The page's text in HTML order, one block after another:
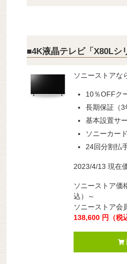
■4K液晶テレビ「X80Lシ
ソニーストアな
10％OFFク
長期保証（3
基本設置サ
ソニーカー
24回分割払
2023/4/13 現在
ソニーストア価
込）～
ソニーストア会
138,600 円（税